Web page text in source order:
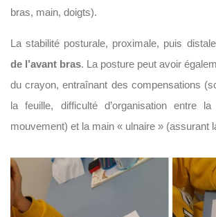
bras, main, doigts).
La stabilité posturale, proximale, puis
de l’avant bras. La posture peut avoir
du crayon, entraînant des compensations
la feuille, difficulté d’organisation entre
mouvement) et la main « ulnaire » (assurant